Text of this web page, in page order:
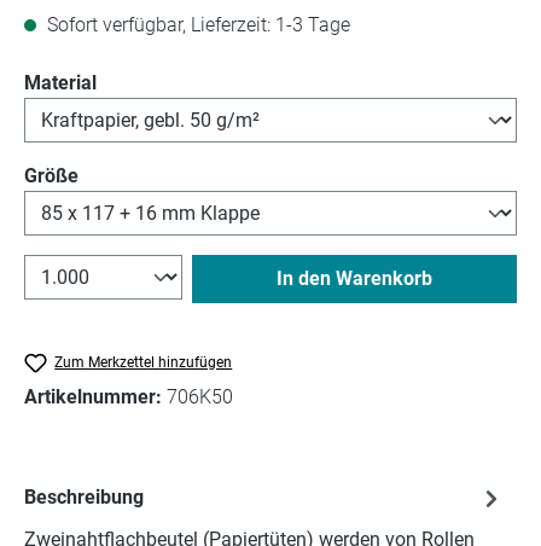
Sofort verfügbar, Lieferzeit: 1-3 Tage
Materialauswählen
Größeauswählen
In den Warenkorb
Zum Merkzettel hinzufügen
Artikelnummer: 706K50
Beschreibung
Zweinahtflachbeutel (Papiertüten) werden von Rollen